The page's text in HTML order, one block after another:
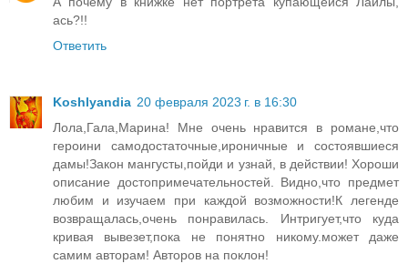
ась?!!
Ответить
Koshlyandia 20 февраля 2023 г. в 16:30
Лола,Гала,Марина! Мне очень нравится в романе,что
героини самодостаточные,ироничные и состоявшиеся
дамы!Закон мангусты,пойди и узнай, в действии! Хороши
описание достопримечательностей. Видно,что предмет
любим и изучаем при каждой возможности!К легенде
возвращалась,очень понравилась. Интригует,что куда
кривая вывезет,пока не понятно никому.может даже
самим авторам! Авторов на поклон!